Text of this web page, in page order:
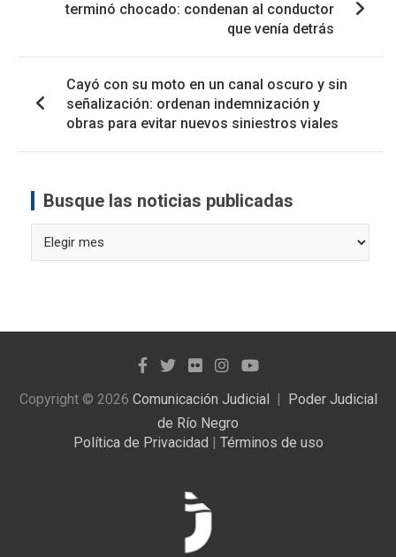
entradas
terminó chocado: condenan al conductor
que venía detrás
Cayó con su moto en un canal oscuro y sin
señalización: ordenan indemnización y
obras para evitar nuevos siniestros viales
Busque las noticias publicadas
las
Copyright © 2026 Comunicación Judicial
Poder Judicial
de Río Negro
Política de Privacidad
Términos de uso